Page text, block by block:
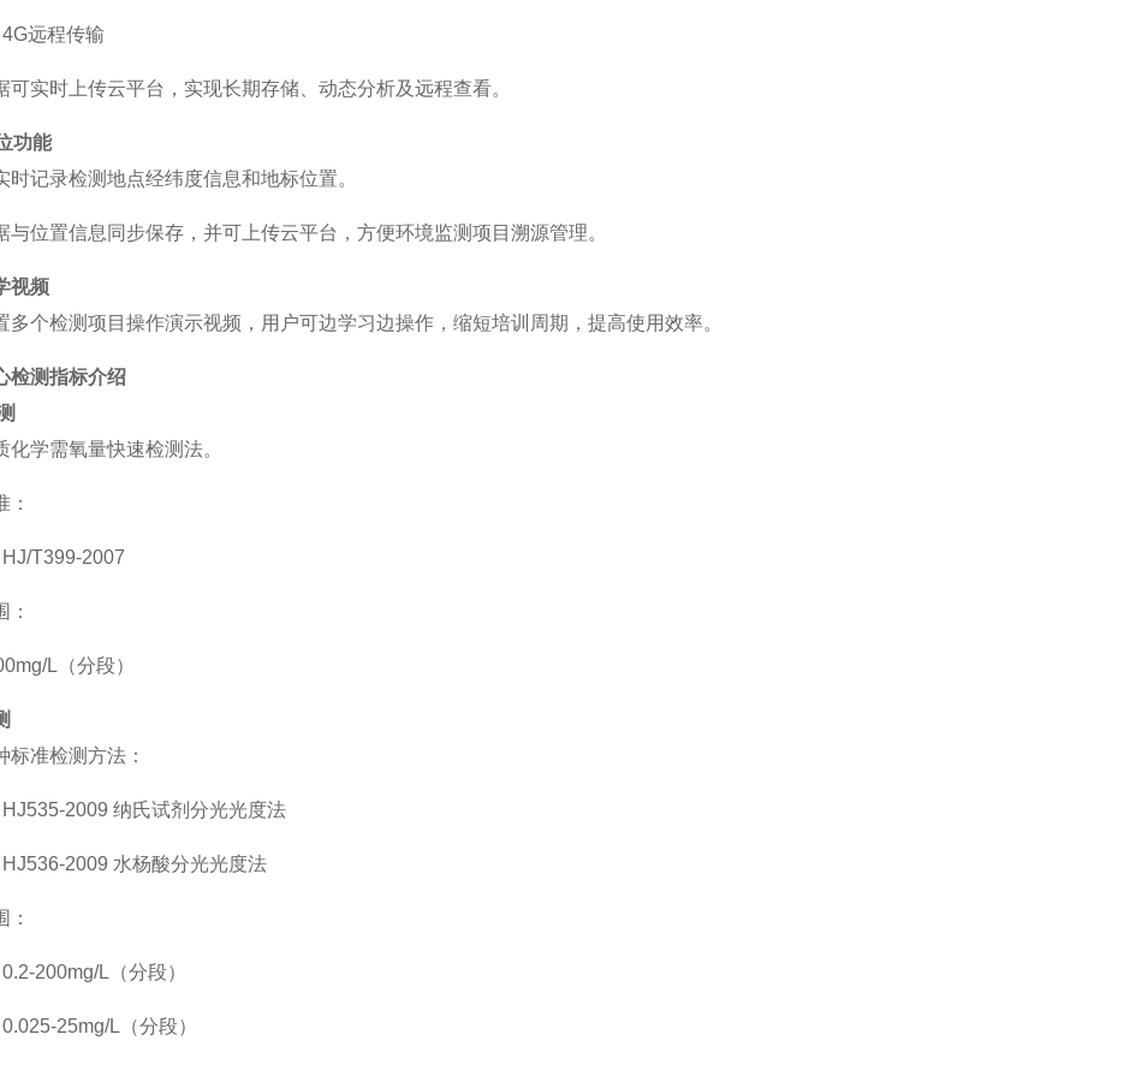
4G远程传输
可实时上传云平台，实现长期存储、动态分析及远程查看。
功能
时记录检测地点经纬度信息和地标位置。
与位置信息同步保存，并可上传云平台，方便环境监测项目溯源管理。
视频
多个检测项目操作演示视频，用户可边学习边操作，缩短培训周期，提高使用效率。
检测指标介绍
化学需氧量快速检测法。
：
HJ/T399-2007
：
L（分段）
标准检测方法：
HJ535-2009 纳氏试剂分光光度法
HJ536-2009 水杨酸分光光度法
：
0.2-200mg/L（分段）
0.025-25mg/L（分段）